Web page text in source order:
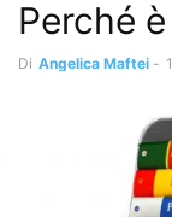
Perché
Di Angelica Maftei -